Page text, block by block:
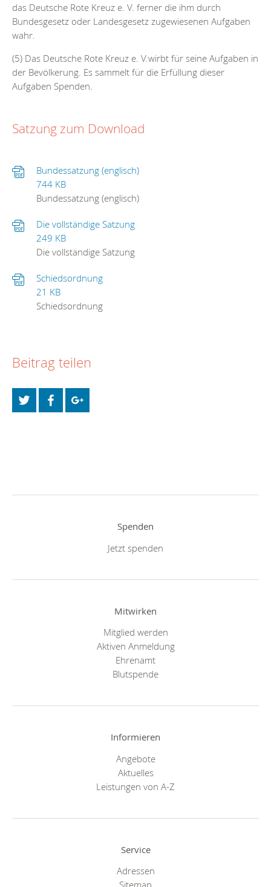
das Deutsche Rote Kreuz e. V. ferner die ihm durch
Bundesgesetz oder Landesgesetz zugewiesenen Aufgaben
wahr.
(5) Das Deutsche Rote Kreuz e. V.wirbt für seine Aufgaben in
der Bevölkerung. Es sammelt für die Erfüllung dieser
Aufgaben Spenden.
Satzung zum Download
Bundessatzung (englisch)
744 KB
Bundessatzung (englisch)
Die vollständige Satzung
249 KB
Die vollständige Satzung
Schiedsordnung
21 KB
Schiedsordnung
Beitrag teilen
Spenden
Jetzt spenden
Mitwirken
Mitglied werden
Aktiven Anmeldung
Ehrenamt
Blutspende
Informieren
Angebote
Aktuelles
Leistungen von A-Z
Service
Adressen